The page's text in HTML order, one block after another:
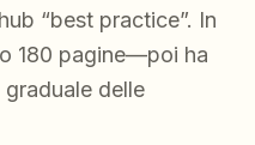
“best practice”. In
180 pagine—poi ha
delle